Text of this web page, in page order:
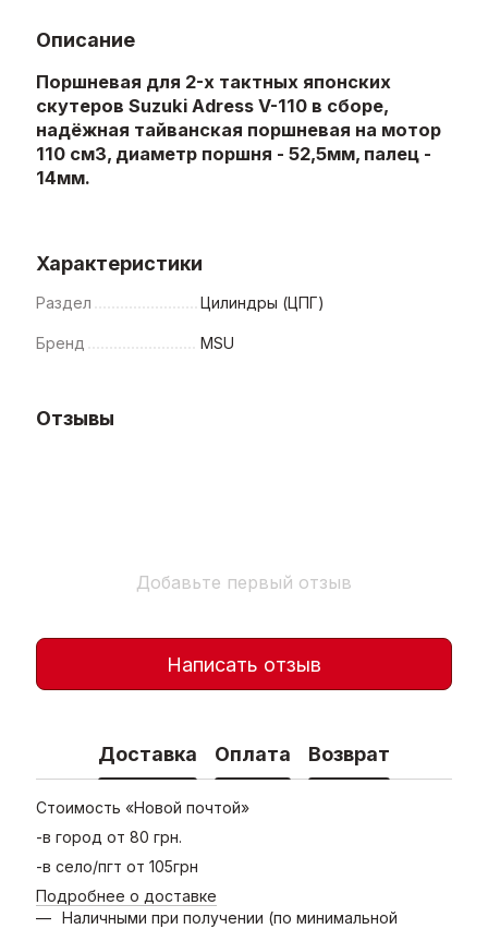
Описание
Поршневая для 2-х тактных японских
скутеров Suzuki Adress V-110 в сборе,
надёжная тайванская поршневая на мотор
110 см3, диаметр поршня - 52,5мм, палец -
14мм.
Характеристики
Раздел Цилиндры (ЦПГ)
Бренд MSU
Отзывы
Добавьте первый отзыв
Написать отзыв
Доставка Оплата Возврат
Стоимость «Новой почтой»
-в город от 80 грн.
-в село/пгт от 105грн
Подробнее о доставке
Наличными при получении (по минимальной